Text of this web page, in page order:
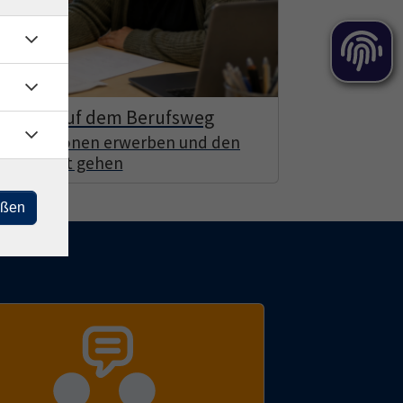
auf dem Berufsweg
erwerben und den
Schritt gehen